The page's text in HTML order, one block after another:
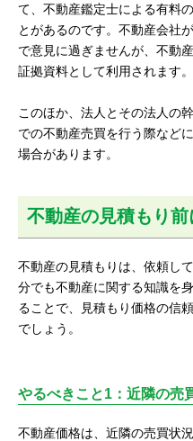
て、不動産鑑定士による有料
とがあるのです。不動産会社
で意見に過ぎませんが、不動
証拠資料として利用されます。
このほか、法人とその法人の
での不動産売買を行う際など
場合があります。
不動産の見積もり
不動産の見積もりは、依頼し
分でも不動産に関する知識を
ることで、見積もり価格の信
でしょう。
やるべきこと1：近隣の売
不動産価格は、近隣の売買状